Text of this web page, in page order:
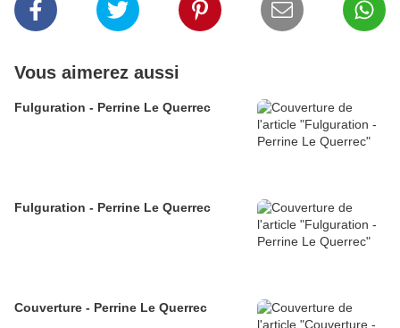
Vous aimerez aussi
Fulguration - Perrine Le Querrec
Fulguration - Perrine Le Querrec
Couverture - Perrine Le Querrec